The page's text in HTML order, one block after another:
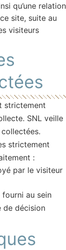
qu’une relation
site, suite au
visiteurs
strictement
SNL veille
strictement
:
par le visiteur
au sein
de décision